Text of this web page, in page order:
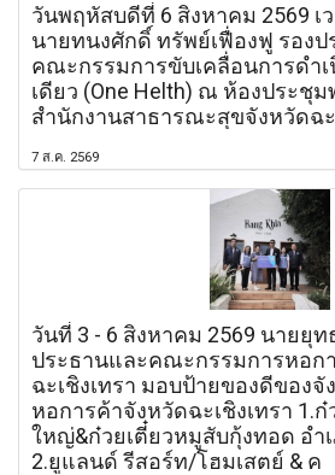
วันพฤหัสบดีที่ 6 สิงหาคม 2569 เว
นายทนงศักดิ์ ทรัพย์เฟื่องฟู รอง
คณะกรรมการขับเคลื่อนการดำ
เดียว (One Helth) ณ ห้องประชุ
สำนักงานสาธารณะสุขจังหวัดฉะ
7 ส.ค. 2569
วันที่ 3 - 6 สิงหาคม 2569 นายยุท
ประธานและคณะกรรมการหอก
ฉะเชิงเทรา มอบป้ายของดีของจั
หอการค้าจังหวัดฉะเชิงเทรา 1.ก๋
ใหญ่&ก๋วยเตี๋ยวหมูสับกุ้งทอด อำเ
2.ยูแลนด์ รีสอร์ท/โฮมเสตย์ & ค